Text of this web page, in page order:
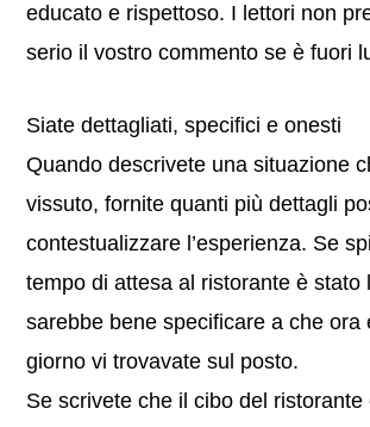
educato e rispettoso. I lettori non
serio il vostro commento se è fuori
Siate dettagliati, specifici e onesti
Quando descrivete una situazione
vissuto, fornite quanti più dettagli
contestualizzare l’esperienza. Se
tempo di attesa al ristorante è stato
sarebbe bene specificare a che ora
giorno vi trovavate sul posto.
Se scrivete che il cibo del ristorante